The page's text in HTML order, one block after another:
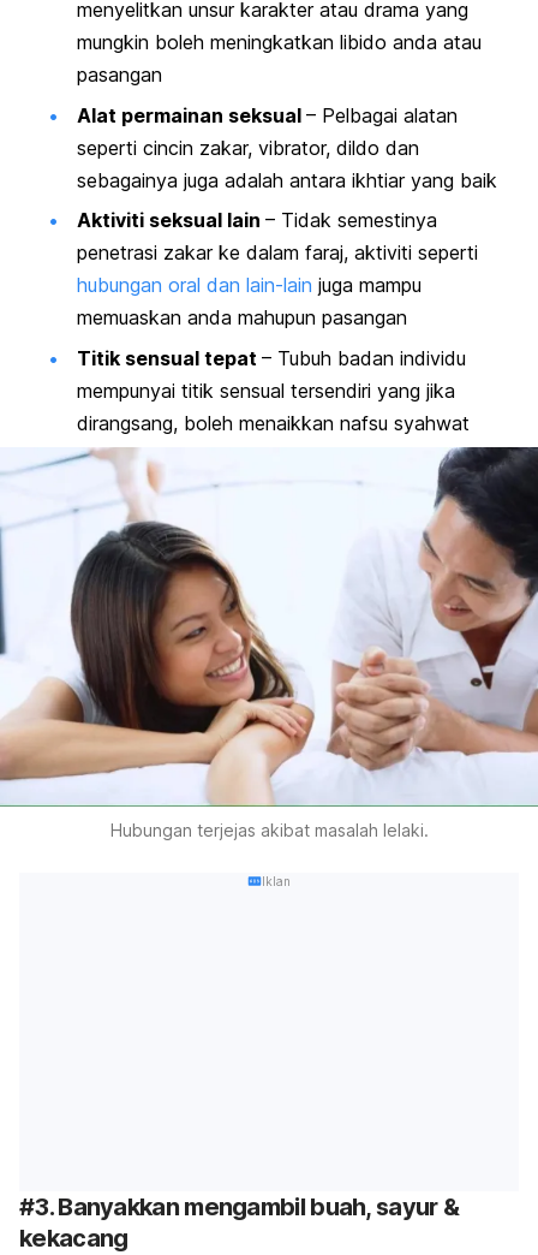
menyelitkan unsur karakter atau drama yang
mungkin boleh meningkatkan libido anda atau
pasangan
Alat permainan seksual – Pelbagai alatan
seperti cincin zakar, vibrator, dildo dan
sebagainya juga adalah antara ikhtiar yang baik
Aktiviti seksual lain – Tidak semestinya
penetrasi zakar ke dalam faraj, aktiviti seperti
hubungan oral dan lain-lain juga mampu
memuaskan anda mahupun pasangan
Titik sensual tepat – Tubuh badan individu
mempunyai titik sensual tersendiri yang jika
dirangsang, boleh menaikkan nafsu syahwat
Hubungan terjejas akibat masalah lelaki.
Iklan
#3. Banyakkan mengambil buah, sayur &
kekacang